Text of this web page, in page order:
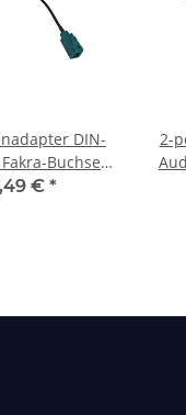
DIN-
Buchse
23cm
€ *
2-